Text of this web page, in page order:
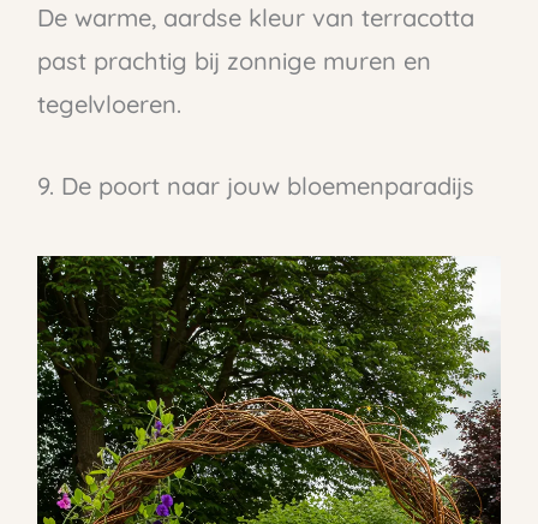
De warme, aardse kleur van terracotta
past prachtig bij zonnige muren en
tegelvloeren.
9. De poort naar jouw bloemenparadijs